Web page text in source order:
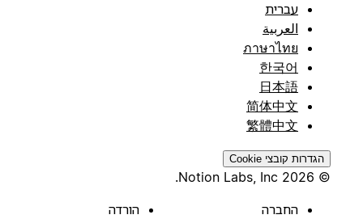
עברית
العربية
ภาษาไทย
한국어
日本語
简体中文
繁體中文
הגדרות קובצי Cookie
החברה
הורדה